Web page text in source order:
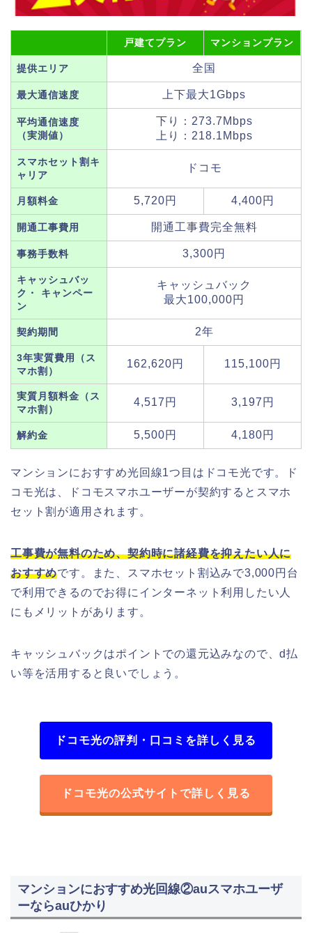
戸建てプラン マンションプラン
提供エリア 全国
最大通信速度 上下最大1Gbps
平均通信速度
（実測値）
下り：273.7Mbps
上り：218.1Mbps
スマホセット割キ
ャリア
ドコモ
月額料金 5,720円 4,400円
開通工事費用 開通工事費完全無料
事務手数料 3,300円
キャッシュバッ
ク・ キャンペー
ン
キャッシュバック
最大100,000円
契約期間 2年
3年実質費用（ス
マホ割）
162,620円 115,100円
実質月額料金（ス
マホ割）
4,517円 3,197円
解約金 5,500円 4,180円
マンションにおすすめ光回線1つ目はドコモ光です。ド
コモ光は、ドコモスマホユーザーが契約するとスマホ
セット割が適用されます。
工事費が無料のため、契約時に諸経費を抑えたい人に
おすすめです。また、スマホセット割込みで3,000円台
で利用できるのでお得にインターネット利用したい人
にもメリットがあります。
キャッシュバックはポイントでの還元込みなので、d払
い等を活用すると良いでしょう。
ドコモ光の評判・口コミを詳しく見る
ドコモ光の公式サイトで詳しく見る
マンションにおすすめ光回線②auスマホユーザ
ーならauひかり